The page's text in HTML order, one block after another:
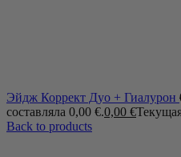
Эйдж Коррект Дуо + Гиалурон
составляла 0,00 €.0,00 €
Back to products